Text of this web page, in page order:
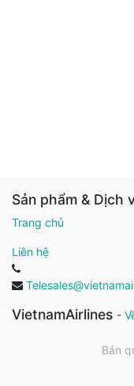
Sản phẩm & Dịch
Trang chủ
Liên hệ
VietnamAirlines -
Bản